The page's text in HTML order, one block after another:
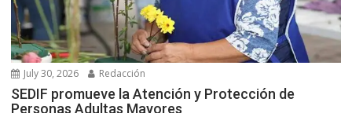
July 30, 2026 Redacción
SEDIF promueve la Atención y Protección de
Personas Adultas Mayores